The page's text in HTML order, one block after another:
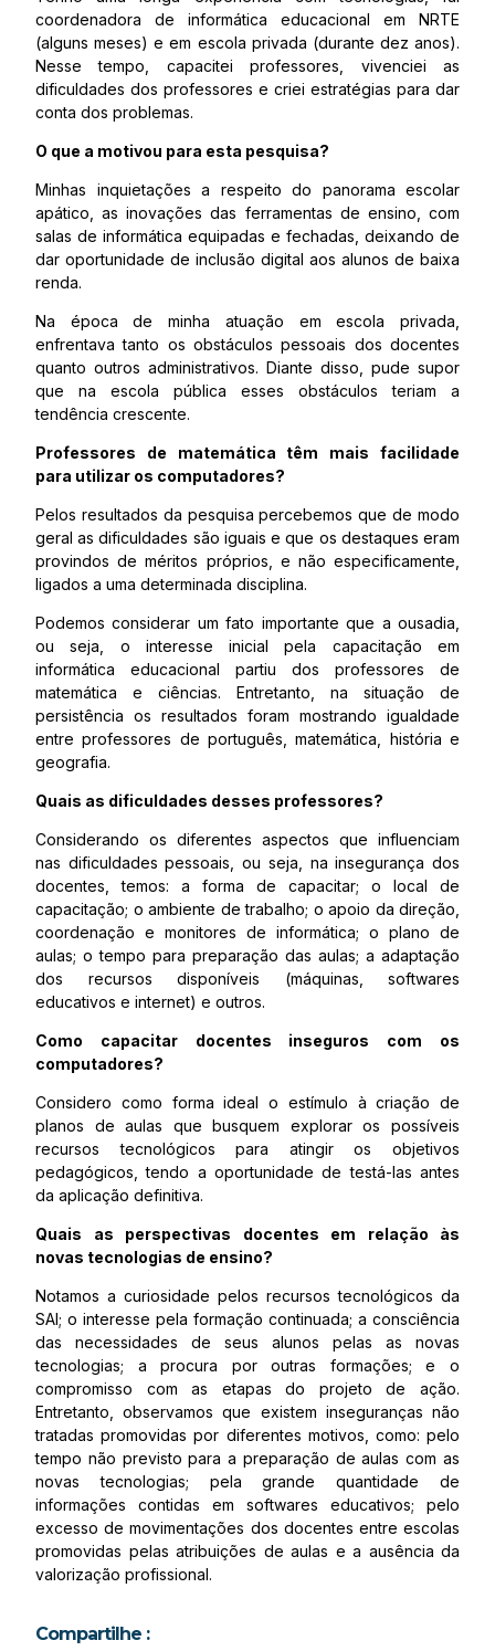
coordenadora de informática educacional em NRTE
(alguns meses) e em escola privada (durante dez anos).
Nesse tempo, capacitei professores, vivenciei as
dificuldades dos professores e criei estratégias para dar
conta dos problemas.
O que a motivou para esta pesquisa?
Minhas inquietações a respeito do panorama escolar
apático, as inovações das ferramentas de ensino, com
salas de informática equipadas e fechadas, deixando de
dar oportunidade de inclusão digital aos alunos de baixa
renda.
Na época de minha atuação em escola privada,
enfrentava tanto os obstáculos pessoais dos docentes
quanto outros administrativos. Diante disso, pude supor
que na escola pública esses obstáculos teriam a
tendência crescente.
Professores de matemática têm mais facilidade
para utilizar os computadores?
Pelos resultados da pesquisa percebemos que de modo
geral as dificuldades são iguais e que os destaques eram
provindos de méritos próprios, e não especificamente,
ligados a uma determinada disciplina.
Podemos considerar um fato importante que a ousadia,
ou seja, o interesse inicial pela capacitação em
informática educacional partiu dos professores de
matemática e ciências. Entretanto, na situação de
persistência os resultados foram mostrando igualdade
entre professores de português, matemática, história e
geografia.
Quais as dificuldades desses professores?
Considerando os diferentes aspectos que influenciam
nas dificuldades pessoais, ou seja, na insegurança dos
docentes, temos: a forma de capacitar; o local de
capacitação; o ambiente de trabalho; o apoio da direção,
coordenação e monitores de informática; o plano de
aulas; o tempo para preparação das aulas; a adaptação
dos recursos disponíveis (máquinas, softwares
educativos e internet) e outros.
Como capacitar docentes inseguros com os
computadores?
Considero como forma ideal o estímulo à criação de
planos de aulas que busquem explorar os possíveis
recursos tecnológicos para atingir os objetivos
pedagógicos, tendo a oportunidade de testá-las antes
da aplicação definitiva.
Quais as perspectivas docentes em relação às
novas tecnologias de ensino?
Notamos a curiosidade pelos recursos tecnológicos da
SAI; o interesse pela formação continuada; a consciência
das necessidades de seus alunos pelas as novas
tecnologias; a procura por outras formações; e o
compromisso com as etapas do projeto de ação.
Entretanto, observamos que existem inseguranças não
tratadas promovidas por diferentes motivos, como: pelo
tempo não previsto para a preparação de aulas com as
novas tecnologias; pela grande quantidade de
informações contidas em softwares educativos; pelo
excesso de movimentações dos docentes entre escolas
promovidas pelas atribuições de aulas e a ausência da
valorização profissional.
Compartilhe :